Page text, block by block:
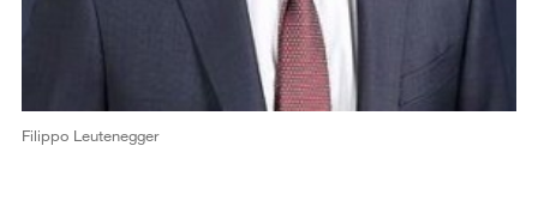
Filippo Leutenegger